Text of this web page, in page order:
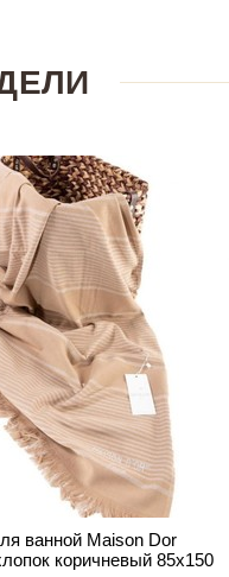
ванной Maison Dor
коричневый 85х150